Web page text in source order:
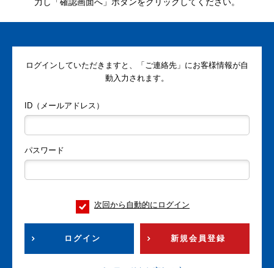
ログインしていただきますと、「ご連絡先」にお客様情報が自
動入力されます。
ID（メールアドレス）
パスワード
次回から自動的にログイン
ログイン 新規会員登録